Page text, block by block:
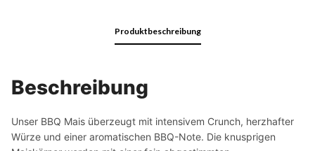
Produktbeschreibung
Beschreibung
Unser BBQ Mais überzeugt mit intensivem Crunch, herzhafter
Würze und einer aromatischen BBQ-Note. Die knusprigen